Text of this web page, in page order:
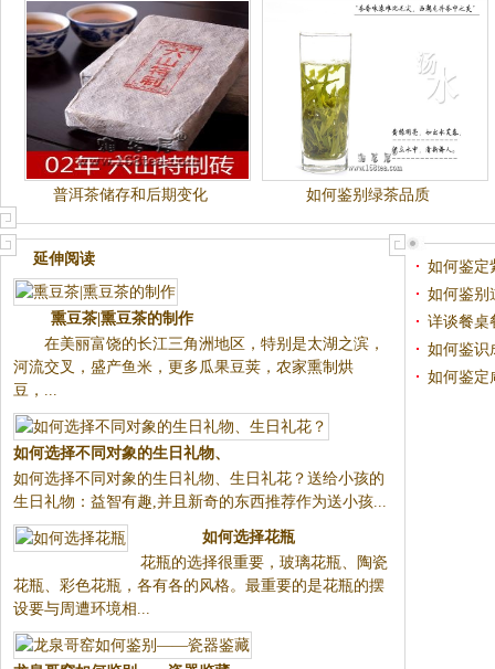
普洱茶储存和后期变化 如何鉴别绿茶品质
延伸阅读
在美丽富饶的长江三角洲地
区，特别是太湖之滨，河流交
叉，盛产鱼米，更多瓜果豆荚，
如何选择不同对象的生日礼物、
如何选择不同对象的生日礼物、
生日礼花？送给小孩的生日礼
物：益智有趣,并且新奇的东西推
如何选择花瓶
花瓶的选择很重要，玻璃花瓶、
与周遭环境相...
如何鉴定
如何鉴别
详谈餐桌
如何鉴识
如何鉴定